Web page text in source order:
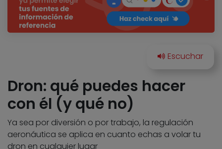
Dron: qué puedes hacer
con él (y qué no)
Ya sea por diversión o por trabajo, la regulación
aeronáutica se aplica en cuanto echas a volar tu
dron en cualquier lugar